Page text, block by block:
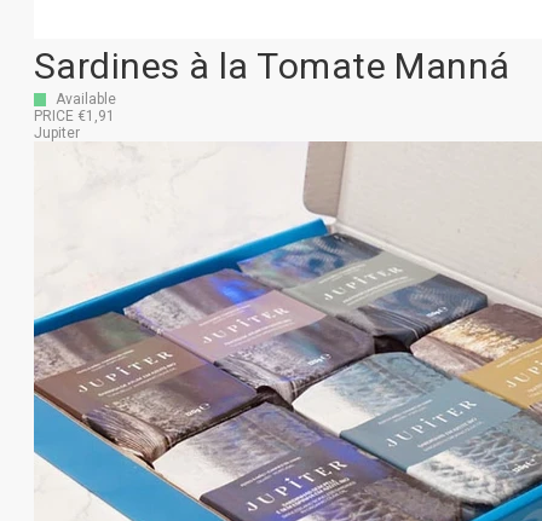
Sardines à la Tomate Manná
Available
PRICE €1,91
Jupiter